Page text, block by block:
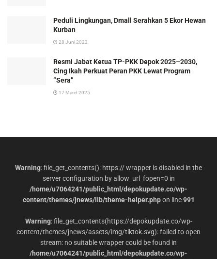
Peduli Lingkungan, Dmall Serahkan 5 Ekor Hewan
Kurban
28 Juni 2023
Resmi Jabat Ketua TP-PKK Depok 2025–2030,
Cing Ikah Perkuat Peran PKK Lewat Program
“Sera”
17 Maret 2025
Warning: file_get_contents(): https:// wrapper is disabled in the
server configuration by allow_url_fopen=0 in
/home/u7064241/public_html/depokupdate.co/wp-
content/themes/jnews/lib/theme-helper.phpon line991
Warning: file_get_contents(https://depokupdate.co/wp-
content/themes/jnews/assets/img/tiktok.svg): failed to open
stream: no suitable wrapper could be found in
/home/u7064241/public_html/depokupdate.co/wp-